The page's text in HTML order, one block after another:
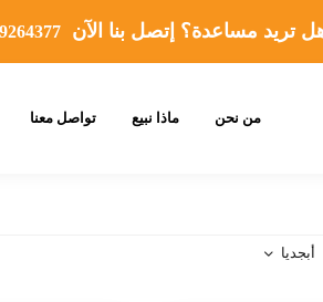
تريد مساعدة؟ إتصل بنا الآن
من نحن ماذا نبيع تواصل معنا
أبجديا